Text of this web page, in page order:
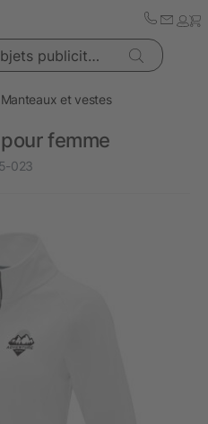
Manteaux et vestes
femme
023